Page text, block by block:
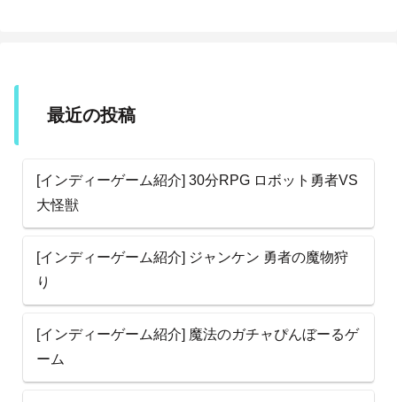
最近の投稿
[インディーゲーム紹介] 30分RPG ロボット勇者VS
大怪獣
[インディーゲーム紹介] ジャンケン 勇者の魔物狩
り
[インディーゲーム紹介] 魔法のガチャぴんぼーるゲ
ーム